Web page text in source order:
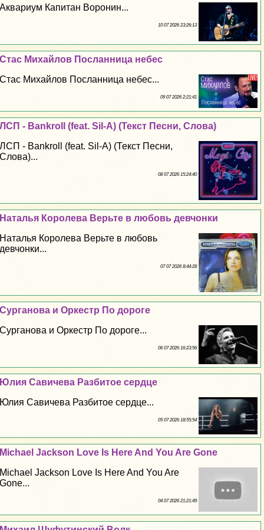
Аквариум Капитан Воронин...
10 07 2026 23:26:13
Стас Михайлов Посланница небес
Стас Михайлов Посланница небес...
09 07 2026 2:21:41
ЛСП - Bankroll (feat. Sil-A) (Текст Песни, Слова)
ЛСП - Bankroll (feat. Sil-A) (Текст Песни,
Слова)...
08 07 2026 15:24:40
Наталья Королева Верьте в любовь девчонки
Наталья Королева Верьте в любовь
девчонки...
07 07 2026 8:44:28
Сурганова и Оркестр По дороге
Сурганова и Оркестр По дороге...
06 07 2026 16:23:56
Юлия Савичева Разбитое сердце
Юлия Савичева Разбитое сердце...
05 07 2026 18:55:54
Michael Jackson Love Is Here And You Are Gone
Michael Jackson Love Is Here And You Are
Gone...
04 07 2026 21:21:49